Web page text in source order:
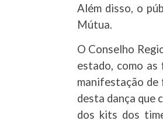
Além disso, o
Mútua.
O Conselho
estado, como
manifestação de
desta dança que
dos kits dos